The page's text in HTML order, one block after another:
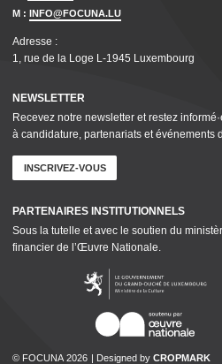
M :
INFO@FOCUNA.LU
Adresse :
1, rue de la Loge L‑1945 Luxembourg
NEWSLETTER
Recevez notre newsletter et restez
à candidature, parte­nar­i­ats et événements
INSCRIVEZ-VOUS
PARTENAIRES INSTI­TU­TION­NELS
Sous la tutelle et avec le soutien du
financier de l’Œuvre Nationale.
© FOCUNA 2026 Designed by CROPMARK